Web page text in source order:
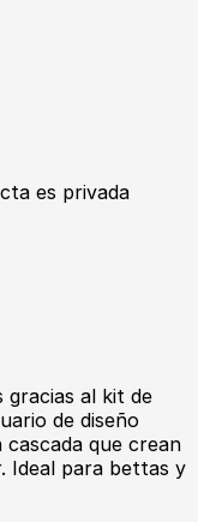
es privada
gracias al kit de
de diseño
que crean
Ideal para bettas y